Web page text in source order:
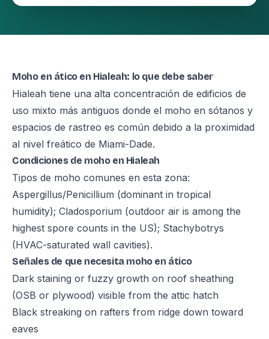
Moho en ático en Hialeah: lo que debe saber
Hialeah tiene una alta concentración de edificios de
uso mixto más antiguos donde el moho en sótanos y
espacios de rastreo es común debido a la proximidad
al nivel freático de Miami-Dade.
Condiciones de moho en Hialeah
Tipos de moho comunes en esta zona:
Aspergillus/Penicillium (dominant in tropical
humidity); Cladosporium (outdoor air is among the
highest spore counts in the US); Stachybotrys
(HVAC-saturated wall cavities).
Señales de que necesita moho en ático
Dark staining or fuzzy growth on roof sheathing
(OSB or plywood) visible from the attic hatch
Black streaking on rafters from ridge down toward
eaves